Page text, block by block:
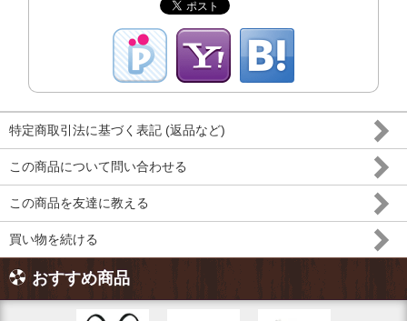
特定商取引法に基づく表記 (返品など)
この商品について問い合わせる
この商品を友達に教える
買い物を続ける
おすすめ商品